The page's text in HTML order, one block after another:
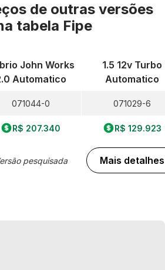
de outras versões
tabela Fipe
John Works
Automatico
071044-0
R$ 207.340
pesquisada
1.5 12v Turbo
Automatico
071029-6
R$ 129.923
Mais detalhes